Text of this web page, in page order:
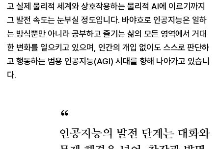
고 실제 물리적 세계와 상호작용하는 물리적 AI에 이르기까지
그 발전 속도는 눈부실 정도입니다. 바야흐로 인공지능은 일하
는 방식뿐만 아니라 공부하고 즐기는 삶의 모든 영역에서 거대
한 변화를 일으키고 있으며, 인간의 개입 없이도 스스로 판단하
고 행동하는 범용 인공지능(AGI) 시대를 향해 나아가고 있습니
인공지능의 발전 단계는 대화와